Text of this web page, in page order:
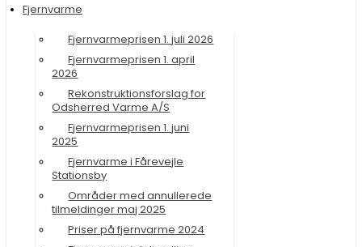
Fjernvarme
Fjernvarmeprisen 1. juli 2026
Fjernvarmeprisen 1. april
2026
Rekonstruktionsforslag for
Odsherred Varme A/S
Fjernvarmeprisen 1. juni
2025
Fjernvarme i Fårevejle
Stationsby
Områder med annullerede
tilmeldinger maj 2025
Priser på fjernvarme 2024